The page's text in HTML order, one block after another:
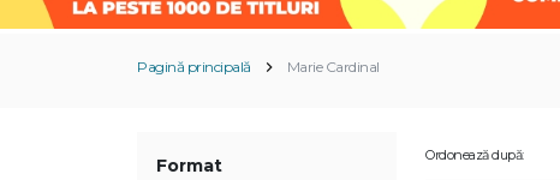
Pagină principală Marie Cardinal
Format
Ordonează după: